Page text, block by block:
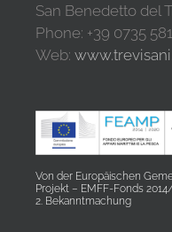
San Benedetto del
Phone: +39 0735
Web:
Von der Europäischen
Projekt – EMFF-Fonds
2. Bekanntmachung